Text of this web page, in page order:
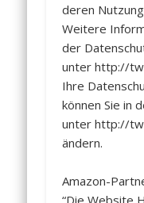
deren
Weitere
der
unter http://
Ihre
können Sie in
unter http://
ändern.
Amazon-